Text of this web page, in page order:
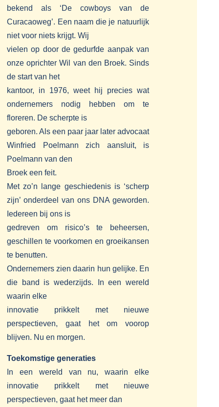
bekend als ‘De cowboys van de
Curacaoweg’. Een naam die je natuurlijk
niet voor niets krijgt. Wij
vielen op door de gedurfde aanpak van
onze oprichter Wil van den Broek. Sinds
de start van het
kantoor, in 1976, weet hij precies wat
ondernemers nodig hebben om te
floreren. De scherpte is
geboren. Als een paar jaar later advocaat
Winfried Poelmann zich aansluit, is
Poelmann van den
Broek een feit.
Met zo’n lange geschiedenis is ‘scherp
zijn’ onderdeel van ons DNA geworden.
Iedereen bij ons is
gedreven om risico’s te beheersen,
geschillen te voorkomen en groeikansen
te benutten.
Ondernemers zien daarin hun gelijke. En
die band is wederzijds. In een wereld
waarin elke
innovatie prikkelt met nieuwe
perspectieven, gaat het om voorop
blijven. Nu en morgen.
Toekomstige generaties
In een wereld van nu, waarin elke
innovatie prikkelt met nieuwe
perspectieven, gaat het meer dan